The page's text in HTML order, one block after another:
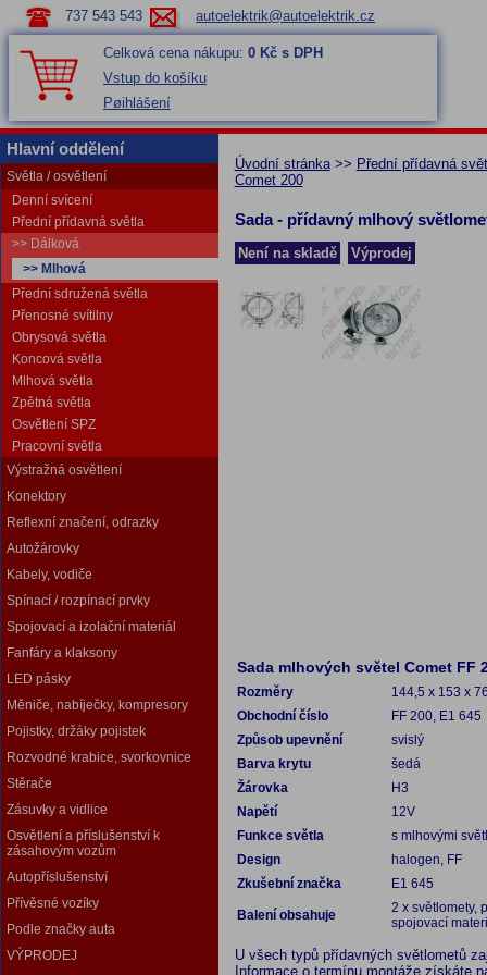
737 543 543 autoelektrik@autoelektrik.cz
Celková cena nákupu: 0 Kč s DPH
Vstup do košíku
Pøihlášení
Hlavní oddělení
Světla / osvětlení
Denní svícení
Přední přídavná světla
>> Dálková
>> Mlhová
Přední sdružená světla
Přenosné svítilny
Obrysová světla
Koncová světla
Mlhová světla
Zpětná světla
Osvětlení SPZ
Pracovní světla
Výstražná osvětlení
Konektory
Reflexní značení, odrazky
Autožárovky
Kabely, vodiče
Spínací / rozpínací prvky
Spojovací a izolační materiál
Fanfáry a klaksony
LED pásky
Měniče, nabíječky, kompresory
Pojistky, držáky pojistek
Rozvodné krabice, svorkovnice
Stěrače
Zásuvky a vidlice
Osvětlení a příslušenství k
zásahovým vozům
Autopříslušenství
Přívěsné vozíky
Podle značky auta
VÝPRODEJ
Úvodní stránka>> Přední přídavná
Comet 200
Sada - přídavný mlhový
Není na skladě Výprodej
Sada mlhových světel Comet FF
Rozměry
144,5 x 153 x
Obchodní číslo
FF 200, E1 645
Způsob upevnění
svislý
Barva krytu
šedá
Žárovka
H3
Napětí
12V
Funkce světla
s mlhovými
Design
halogen, FF
Zkušební značka
E1 645
Balení obsahuje
2 x světlomety,
spojovací
U všech typů přídavných světlometů
Informace o termínu montáže získáte